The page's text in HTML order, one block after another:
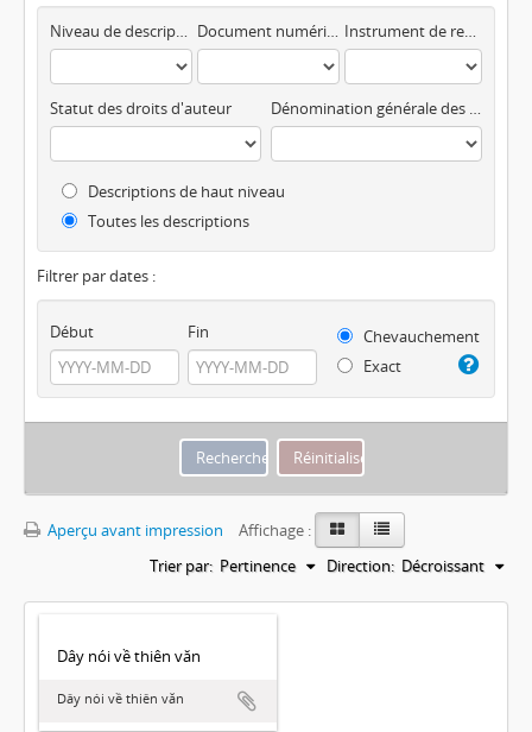
Niveau de description Document numérisé disponible Instrument de recherche
Statut des droits d'auteur Dénomination générale des documents
Descriptions de haut niveau
Toutes les descriptions
Filtrer par dates :
Début Fin
Chevauchement
Exact
Aperçu avant impression
Affichage :
Trier par: Pertinence Direction: Décroissant
Dây nói về thiên văn
Dây nói về thiên văn